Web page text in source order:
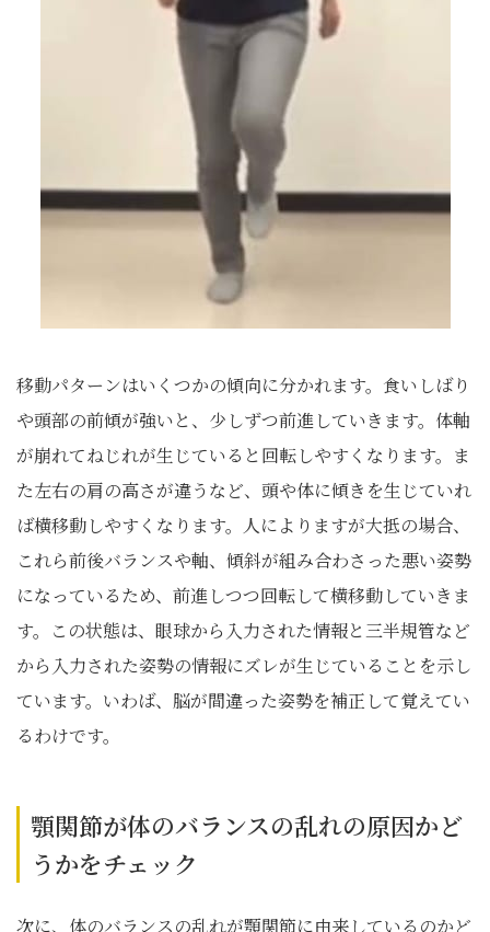
移動パターンはいくつかの傾向に分かれます。食いしばり
や頭部の前傾が強いと、少しずつ前進していきます。体軸
が崩れてねじれが生じていると回転しやすくなります。ま
た左右の肩の高さが違うなど、頭や体に傾きを生じていれ
ば横移動しやすくなります。人によりますが大抵の場合、
これら前後バランスや軸、傾斜が組み合わさった悪い姿勢
になっているため、前進しつつ回転して横移動していきま
す。この状態は、眼球から入力された情報と三半規管など
から入力された姿勢の情報にズレが生じていることを示し
ています。いわば、脳が間違った姿勢を補正して覚えてい
るわけです。
顎関節が体のバランスの乱れの原因かど
うかをチェック
次に、体のバランスの乱れが顎関節に由来しているのかど